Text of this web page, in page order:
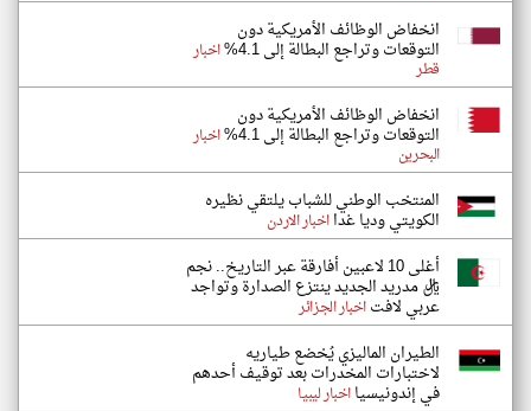
انخفاض الوظائف الأمريكية دون
التوقعات وتراجع البطالة إلى 4.1% اخبار
قطر
انخفاض الوظائف الأمريكية دون
التوقعات وتراجع البطالة إلى 4.1% اخبار
البحرين
المنتخب الوطني للشباب يلتقي نظيره
الكويتي وديا غدااخبار الاردن
أغلى 10 لاعبين أفارقة عبر التاريخ.. نجم
ريال مدريد الجديد ينتزع الصدارة وتواجد
عربي لافتاخبار الجزائر
الطيران الماليزي يُخضع طياريه
لاختبارات المخدرات بعد توقيف أحدهم
في إندونيسيااخبار ليبيا